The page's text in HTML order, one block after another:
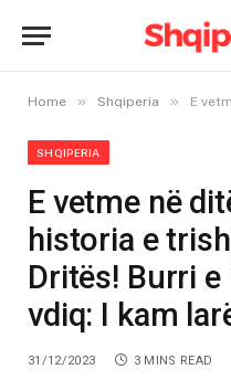
Home » Shqiperia » E vetme në
SHQIPERIA
E vetme në
historia e
Dritës! Burri
vdiq: I kam
31/12/2023 3 MINS READ